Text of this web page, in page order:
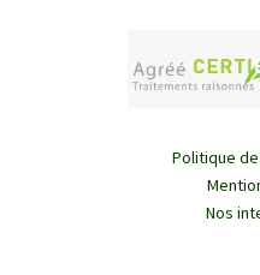
Politique
Nos